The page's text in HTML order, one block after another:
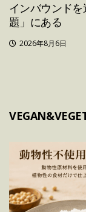
インバウンド
題」にある
2026年8月6日